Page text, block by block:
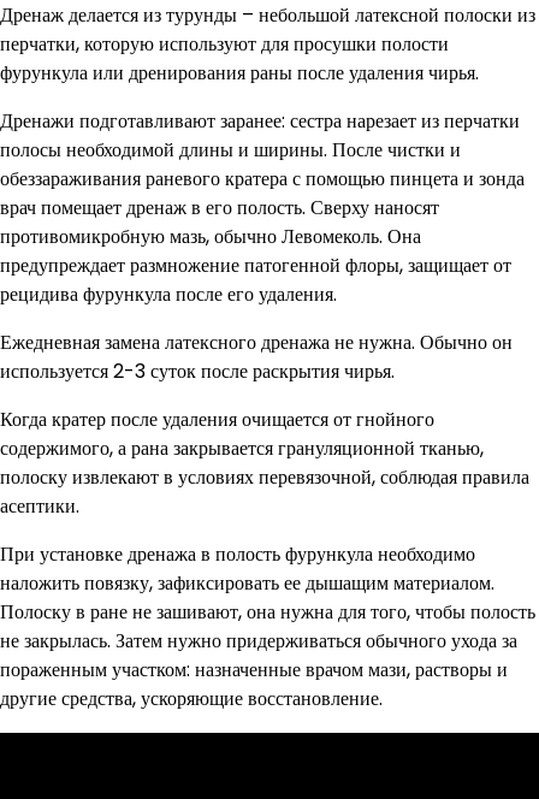
Дренаж делается из турунды – небольшой латексной полоски из
перчатки, которую используют для просушки полости
фурункула или дренирования раны после удаления чирья.
Дренажи подготавливают заранее: сестра нарезает из перчатки
полосы необходимой длины и ширины. После чистки и
обеззараживания раневого кратера с помощью пинцета и зонда
врач помещает дренаж в его полость. Сверху наносят
противомикробную мазь, обычно Левомеколь. Она
предупреждает размножение патогенной флоры, защищает от
рецидива фурункула после его удаления.
Ежедневная замена латексного дренажа не нужна. Обычно он
используется 2-3 суток после раскрытия чирья.
Когда кратер после удаления очищается от гнойного
содержимого, а рана закрывается грануляционной тканью,
полоску извлекают в условиях перевязочной, соблюдая правила
асептики.
При установке дренажа в полость фурункула необходимо
наложить повязку, зафиксировать ее дышащим материалом.
Полоску в ране не зашивают, она нужна для того, чтобы полость
не закрылась. Затем нужно придерживаться обычного ухода за
пораженным участком: назначенные врачом мази, растворы и
другие средства, ускоряющие восстановление.